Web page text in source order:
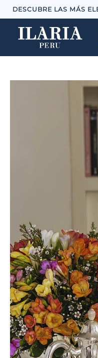
DESCUBRE LAS MÁS